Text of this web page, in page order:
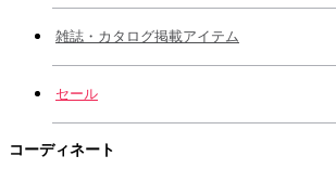
雑誌・カタログ掲載アイテム
セール
コーディネート